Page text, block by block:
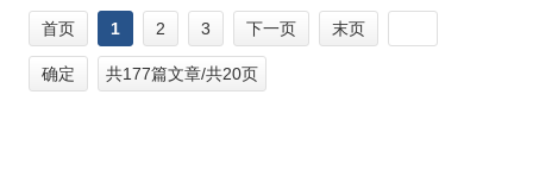
首页 1 2 3 下一页 末页
确定 共177篇文章/共20页